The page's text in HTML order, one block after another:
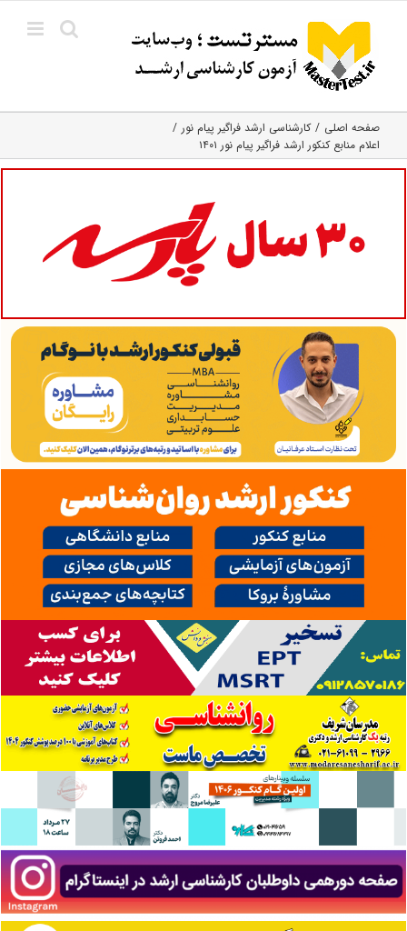
content
صفحه اصلی
کارشناسی ارشد فراگیر پیام نور
اعلام منابع کنکور ارشد فراگیر پیام نور ۱۴۰۱